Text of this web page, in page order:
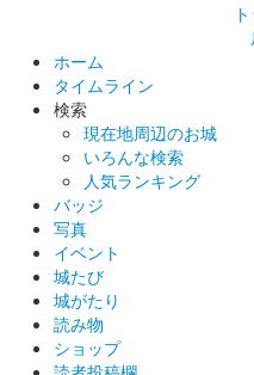
特
長野剛氏のイラストを使用し
小幡城 御城印
和紙に印刷された御城印。
小幡城 御城印
和紙に印刷された御城印。
ホーム
タイムライン
検索
現在地周辺のお城
いろんな検索
人気ランキング
バッジ
写真
イベント
城たび
城がたり
読み物
ショップ